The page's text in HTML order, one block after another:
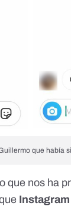
que había
que nos ha